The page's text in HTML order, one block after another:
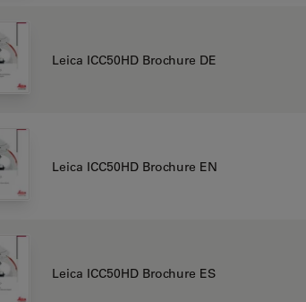
Leica ICC50HD Brochure DE
Leica ICC50HD Brochure EN
Leica ICC50HD Brochure ES